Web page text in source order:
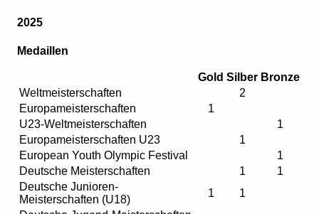
2025
Medaillen
Gold Silber Bronze
Weltmeisterschaften
2
Europameisterschaften
1
U23-Weltmeisterschaften
1
Europameisterschaften U23
1
European Youth Olympic Festival
1
Deutsche Meisterschaften
1
1
Deutsche Junioren-
Meisterschaften (U18)
1
1